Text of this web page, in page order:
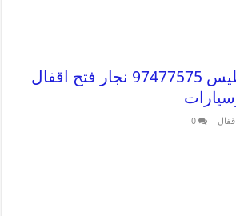
فتح اقفال الفنيطيس 97477575 نجار فتح اقفال
0